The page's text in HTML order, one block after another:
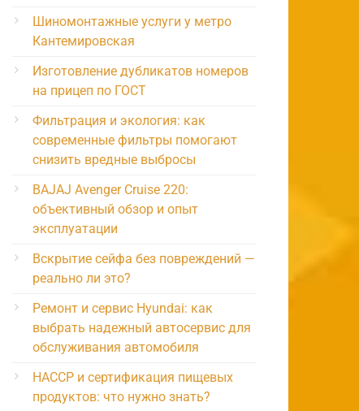
Шиномонтажные услуги у метро
Кантемировская
Изготовление дубликатов номеров
на прицеп по ГОСТ
Фильтрация и экология: как
современные фильтры помогают
снизить вредные выбросы
BAJAJ Avenger Cruise 220:
объективный обзор и опыт
эксплуатации
Вскрытие сейфа без повреждений —
реально ли это?
Ремонт и сервис Hyundai: как
выбрать надежный автосервис для
обслуживания автомобиля
HACCP и сертификация пищевых
продуктов: что нужно знать?